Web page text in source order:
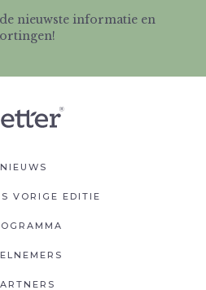
nieuwste informatie en
NIEUWS
VORIGE EDITIE